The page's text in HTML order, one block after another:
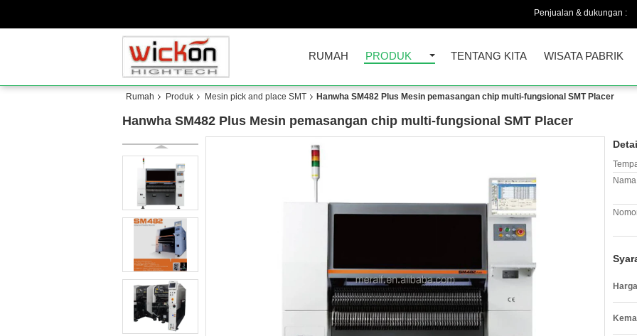
Penjualan & dukungan :
RUMAH PRODUK TENTANG KITA WISATA PABRIK
Rumah Produk Mesin pick and place SMT Hanwha SM482 Plus Mesin pemasangan chip multi-fungsional SMT Placer
Hanwha SM482 Plus Mesin pemasangan chip multi-fungsional SMT Placer